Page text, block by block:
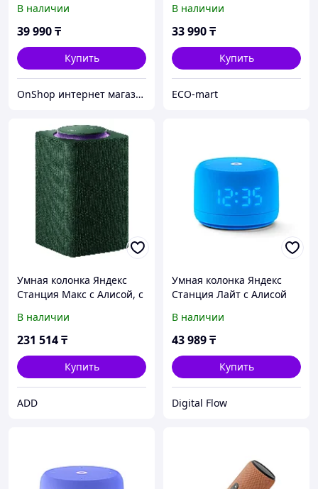
В наличии
39 990₸
Купить
OnShop интернет магазин
В наличии
33 990₸
Купить
ECO-mart
Умная колонка Яндекс
Станция Макс с Алисой, с
зеленый/green, YNDX-
00053 + пульт YNDX-00402
В наличии
231 514₸
Купить
ADD
Умная колонка Яндекс
Станция Лайт с Алисой
В наличии
43 989₸
Купить
Digital Flow